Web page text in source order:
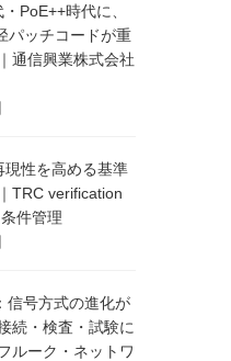
PoE++時代に、
パッチコードが重
通信興業株式会社
現性を高める基準
TRC verification
件管理
信号方式の進化が
続・検査・試験に
ルーク・ネットワ